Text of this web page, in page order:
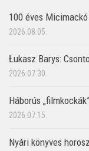
100 éves Micimackó
2026.08.05.
Łukasz Barys:
2026.07.30.
Háborús
2026.07.15.
Nyári könyves